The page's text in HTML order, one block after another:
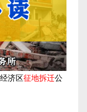
济区征地拆迁公